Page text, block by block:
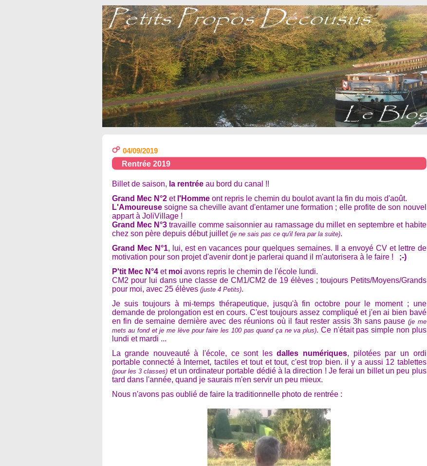
04/09/2019
Rentrée 2019
Billet de saison, la rentréeau bord du canal !!
Grand Mec N°2et l'Hommeont repris le chemin du boulot avant la fin du mois d'août.
L'Amoureusesoigne sa cheville avant d'entamer une formation ; elle profite de son nouvel
appart à JoliVillage !
Grand Mec N°3 travaille comme saisonnier au ramassage du millet en septembre et habite
chez son père depuis début juillet (je ne sais pas ce qu'il fera par la suite).
Grand Mec N°1, lui, est en vacances pour quelques semaines. Il a envoyé CV et lettre de
motivation pour son projet d'avenir dont je parlerai quand il m'autorisera à le faire !
;-)
P'tit Mec N°4 etmoi avons repris le chemin de l'école lundi.
CM2 pour lui dans une classe de CM1/CM2 de 19 élèves ; toujours Petits/Moyens/Grands
pour moi, avec 25 élèves (juste 4 Petits).
Je suis toujours à mi-temps thérapeutique, jusqu'à fin octobre pour le moment ; une
demande de prolongation est en cours. C'est toujours assez compliqué et j'en ai bien bavé
en fin de semaine dernière avec des réunions où il faut rester assis 3h sans pause (je me
mets au fond et je me lève pour faire les 100 pas quand ça ne va plus). Ce n'était pas simple non plus
lundi et mardi ...
La grande nouveauté à l'école, ce sont lesdalles numériques, pilotées par un ordi
portable connecté à Internet, tactiles et tout et tout, c'est trop bien. il y a aussi 12 tablettes
(pour les 3 classes) et un ordinateur portable dédié à la direction ! Je ferai un billet un peu plus
tard dans l'année, quand je saurais m'en servir un peu mieux.
Nous n'avons pas oublié de faire la traditionnelle photo de rentrée :